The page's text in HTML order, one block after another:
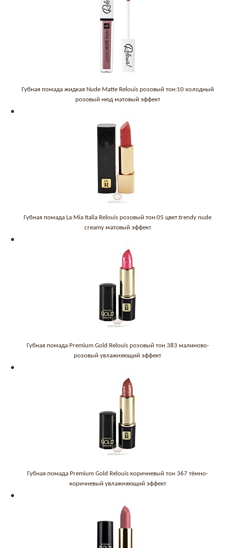
Губная помада жидкая Nude Matte Relouis розовый тон:10 холодный
розовый нюд матовый эффект
Губная помада La Mia Italia Relouis розовый тон:05 цвет:trendy nude
creamy матовый эффект
Губная помада Premium Gold Relouis розовый тон 383 малиново-
розовый увлажняющий эффект
Губная помада Premium Gold Relouis коричневый тон 367 тёмно-
коричневый увлажняющий эффект